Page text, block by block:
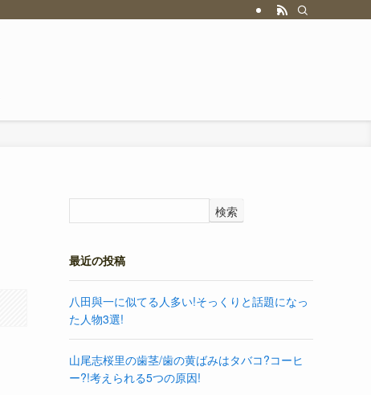
検索
最近の投稿
八田與一に似てる人多い!そっくりと話題になっ
た人物3選!
山尾志桜里の歯茎/歯の黄ばみはタバコ?コーヒ
ー?!考えられる5つの原因!